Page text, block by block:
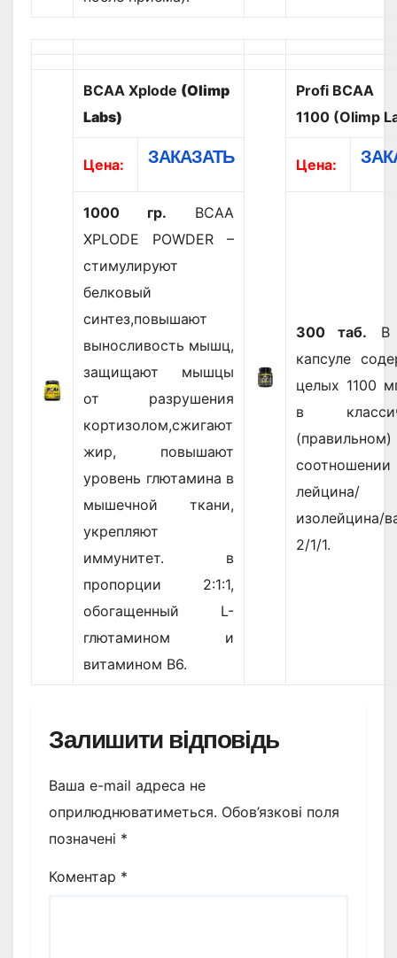
BCAA Xplode (Olimp
Labs)
Profi BCAA
1100 (Olimp
Цена: ЗАКАЗАТЬ Цена:
1000 гр. ВСАА
XPLODE POWDER –
стимулируют
белковый
синтез,повышают
выносливость мышц,
защищают мышцы
от разрушения
кортизолом,сжигают
жир, повышают
уровень глютамина в
мышечной ткани,
укрепляют
иммунитет. в
пропорции 2:1:1,
обогащенный L-
глютамином и
витамином В6.
300 таб. В
капсуле
целых 1100
в
(правильном)
соотношении
лейцина/
изолейцина/
2/1/1.
Залишити відповідь
Ваша e-mail адреса не
оприлюднюватиметься. Обов’язкові поля
позначені *
Коментар *